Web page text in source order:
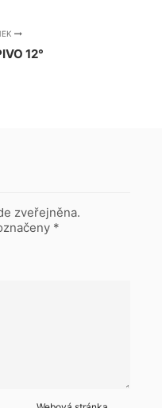
12°
zveřejněna.
*